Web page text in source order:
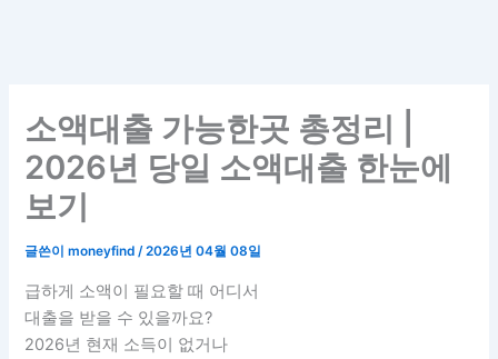
소액대출 가능한곳 총정리 |
2026년 당일 소액대출 한눈에
보기
글쓴이moneyfind/2026년 04월 08일
급하게 소액이 필요할 때 어디서
대출을 받을 수 있을까요?
2026년 현재 소득이 없거나